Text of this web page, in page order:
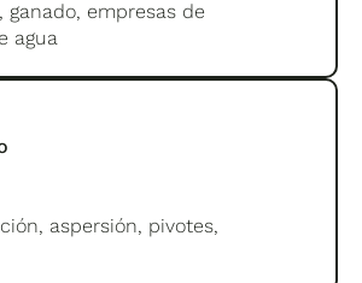
ganado, empresas de
agua
aspersión, pivotes,